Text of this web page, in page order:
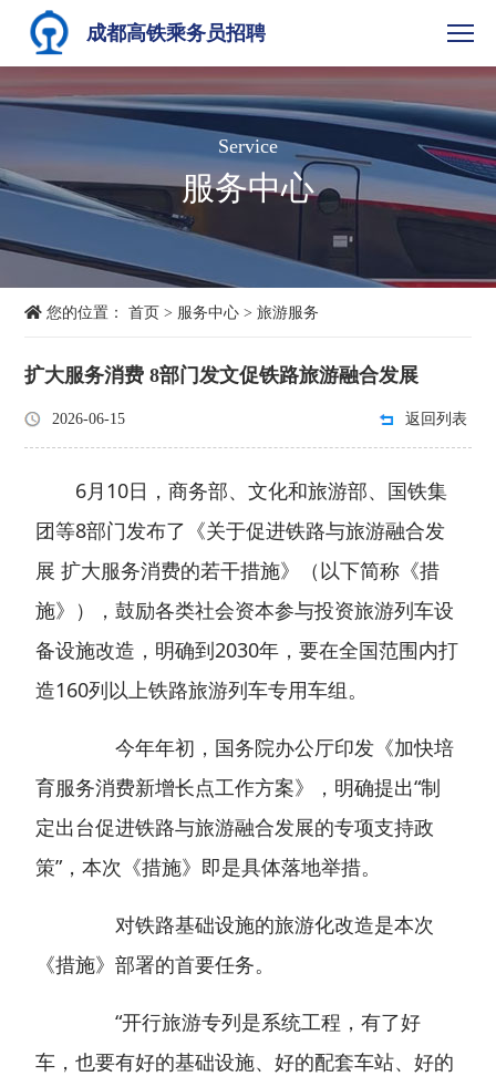
成都高铁乘务员招聘
Service
服务中心
您的位置：首页 > 服务中心 >旅游服务
扩大服务消费 8部门发文促铁路旅游融合发展
2026-06-15 返回列表
6月10日，商务部、文化和旅游部、国铁集
团等8部门发布了《关于促进铁路与旅游融合发
展 扩大服务消费的若干措施》（以下简称《措
施》），鼓励各类社会资本参与投资旅游列车设
备设施改造，明确到2030年，要在全国范围内打
造160列以上铁路旅游列车专用车组。
今年年初，国务院办公厅印发《加快培
育服务消费新增长点工作方案》，明确提出“制
定出台促进铁路与旅游融合发展的专项支持政
策”，本次《措施》即是具体落地举措。
对铁路基础设施的旅游化改造是本次
《措施》部署的首要任务。
“开行旅游专列是系统工程，有了好
车，也要有好的基础设施、好的配套车站、好的